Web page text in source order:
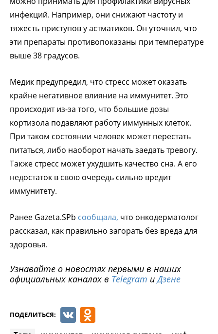
инфекций. Например, они снижают частоту и
тяжесть приступов у астматиков. Он уточнил, что
эти препараты противопоказаны при температуре
выше 38 градусов.
Медик предупредил, что стресс может оказать
крайне негативное влияние на иммунитет. Это
происходит из-за того, что большие дозы
кортизола подавляют работу иммунных клеток.
При таком состоянии человек может перестать
питаться, либо наоборот начать заедать тревогу.
Также стресс может ухудшить качество сна. А его
недостаток в свою очередь сильно вредит
иммунитету.
Ранее Gazeta.SPb сообщала, что онкодерматолог
рассказал, как правильно загорать без вреда для
здоровья.
Узнавайте о новостях первыми в наших
официальных каналах в Telegram иДзене
ПОДЕЛИТЬСЯ: VK